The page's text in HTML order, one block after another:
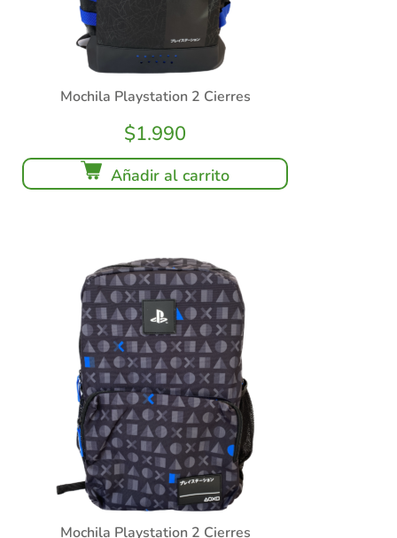
Mochila Playstation 2 Cierres
$1.990
Añadir al carrito
Mochila Playstation 2 Cierres